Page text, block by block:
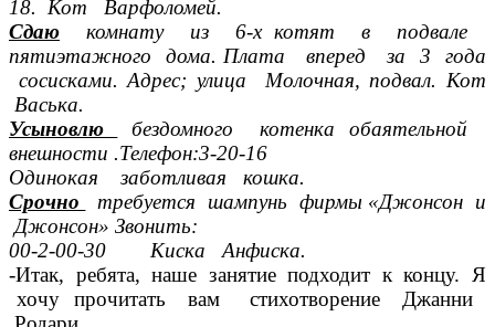
18. Кот Варфоломей.
Сдаю комнату из 6-х котят в подвале
пятиэтажного дома. Плата вперед за 3 года
сосисками. Адрес; улица Молочная, подвал. Кот
Васька.
Усыновлю
бездомного котенка обаятельной
внешности .Телефон:3-20-16
Одинокая заботливая кошка.
Срочно
требуется шампунь фирмы «Джонсон и
Джонсон» Звонить:
00-2-00-30 Киска Анфиска.
-Итак, ребята, наше занятие подходит к концу. Я
хочу прочитать вам стихотворение Джанни